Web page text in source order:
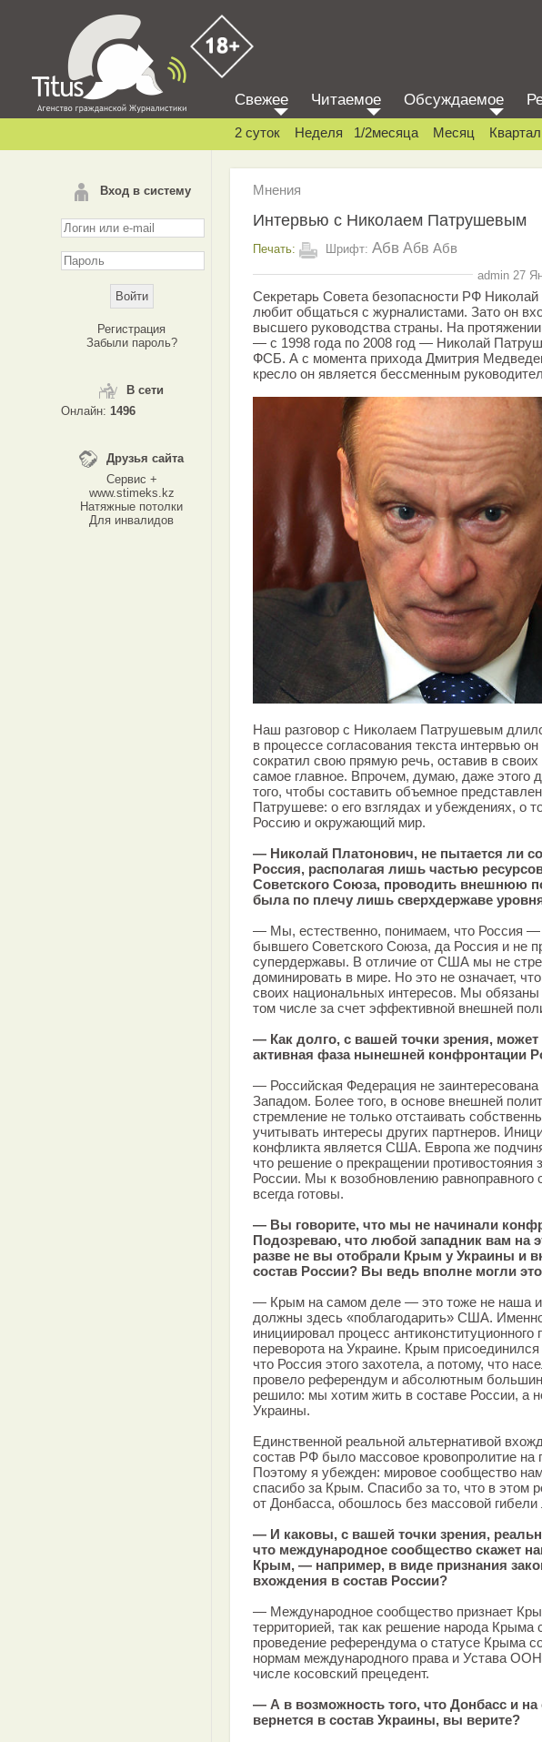
Вход в систему
Регистрация
Забыли пароль?
В сети
Онлайн: 1496
Друзья сайта
Сервис +
www.stimeks.kz
Натяжные потолки
Для инвалидов
Свежее Читаемое Обсуждаемое
2 суток Неделя 1/2месяца Месяц Квартал
Мнения
Интервью с Николаем Патрушевым
Печать: Шрифт: Абв Абв Абв
admin 27
Секретарь Совета безопасности РФ
любит общаться с журналистами. Зато он
высшего руководства страны. На
— с 1998 года по 2008 год — Николай
ФСБ. А с момента прихода Дмитрия
кресло он является бессменным
Наш разговор с Николаем Патрушевым
в процессе согласования текста интервью
сократил свою прямую речь, оставив в
самое главное. Впрочем, думаю, даже этого
того, чтобы составить объемное
Патрушеве: о его взглядах и убеждениях, о
Россию и окружающий мир.
— Николай Платонович, не пытается ли
Россия, располагая лишь частью
Советского Союза, проводить внешнюю
была по плечу лишь сверхдержаве
— Мы, естественно, понимаем, что Россия —
бывшего Советского Союза, да Россия и не
супердержавы. В отличие от США мы не
доминировать в мире. Но это не означает,
своих национальных интересов. Мы обязаны
том числе за счет эффективной внешней
— Как долго, с вашей точки зрения,
активная фаза нынешней конфронтации
— Российская Федерация не
Западом. Более того, в основе внешней
стремление не только отстаивать
учитывать интересы других партнеров.
конфликта является США. Европа же
что решение о прекращении противостояния
России. Мы к возобновлению равноправного
всегда готовы.
— Вы говорите, что мы не начинали
Подозреваю, что любой западник вам на
разве не вы отобрали Крым у Украины и
состав России? Вы ведь вполне могли
— Крым на самом деле — это тоже не наша
должны здесь «поблагодарить» США.
инициировал процесс антиконституционного
переворота на Украине. Крым
что Россия этого захотела, а потому, что
провело референдум и абсолютным
решило: мы хотим жить в составе России, а
Украины.
Единственной реальной альтернативой
состав РФ было массовое кровопролитие на
Поэтому я убежден: мировое сообщество
спасибо за Крым. Спасибо за то, что в этом
от Донбасса, обошлось без массовой
— И каковы, с вашей точки зрения,
что международное сообщество скажет
Крым, — например, в виде признания
вхождения в состав России?
— Международное сообщество признает
территорией, так как решение народа Крыма
проведение референдума о статусе Крыма
нормам международного права и Устава
числе косовский прецедент.
— А в возможность того, что Донбасс и на
вернется в состав Украины, вы верите?